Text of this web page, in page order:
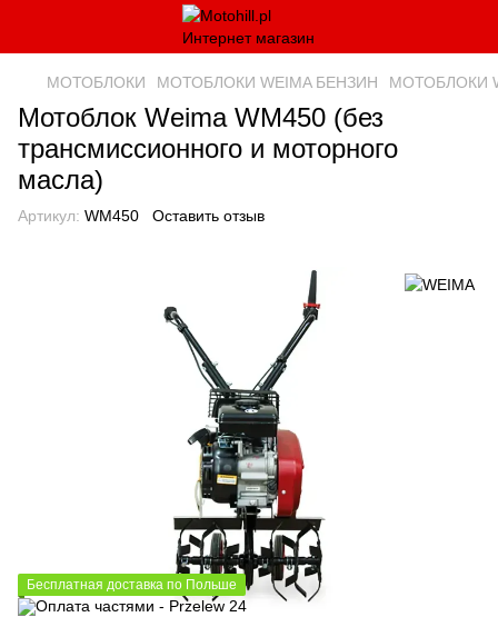
МОТОБЛОКИ МОТОБЛОКИ WEIMA БЕНЗИН МОТОБЛОКИ
Мотоблок Weima WM450 (без
трансмиссионного и моторного
масла)
Артикул: WM450 Оставить отзыв
Бесплатная доставка по Польше